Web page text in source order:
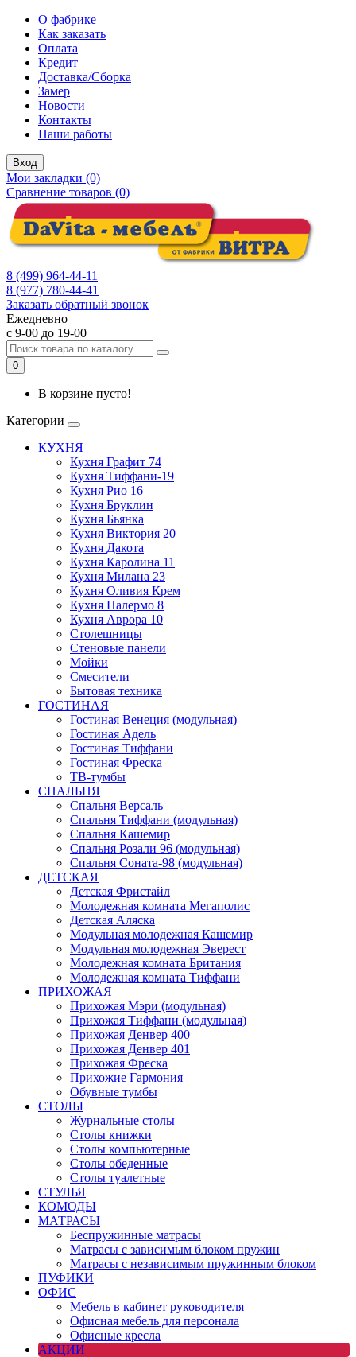
О фабрике
Как заказать
Оплата
Кредит
Доставка/Сборка
Замер
Новости
Контакты
Наши работы
Вход
Мои закладки (0)
Сравнение товаров (0)
8 (499) 964-44-11
8 (977) 780-44-41
Заказать обратный звонок
Ежедневно
с 9-00 до 19-00
0
В корзине пусто!
Категории
КУХНЯ
Кухня Графит 74
Кухня Тиффани-19
Кухня Рио 16
Кухня Бруклин
Кухня Бьянка
Кухня Виктория 20
Кухня Дакота
Кухня Каролина 11
Кухня Милана 23
Кухня Оливия Крем
Кухня Палермо 8
Кухня Аврора 10
Столешницы
Стеновые панели
Мойки
Смесители
Бытовая техника
ГОСТИНАЯ
Гостиная Венеция (модульная)
Гостиная Адель
Гостиная Тиффани
Гостиная Фреска
ТВ-тумбы
СПАЛЬНЯ
Спальня Версаль
Спальня Тиффани (модульная)
Спальня Кашемир
Спальня Розали 96 (модульная)
Спальня Соната-98 (модульная)
ДЕТСКАЯ
Детская Фристайл
Молодежная комната Мегаполис
Детская Аляска
Модульная молодежная Кашемир
Модульная молодежная Эверест
Молодежная комната Британия
Молодежная комната Тиффани
ПРИХОЖАЯ
Прихожая Мэри (модульная)
Прихожая Тиффани (модульная)
Прихожая Денвер 400
Прихожая Денвер 401
Прихожая Фреска
Прихожие Гармония
Обувные тумбы
СТОЛЫ
Журнальные столы
Столы книжки
Столы компьютерные
Столы обеденные
Столы туалетные
СТУЛЬЯ
КОМОДЫ
МАТРАСЫ
Беспружинные матрасы
Матрасы с зависимым блоком пружин
Матрасы с независимым пружинным блоком
ПУФИКИ
ОФИС
Мебель в кабинет руководителя
Офисная мебель для персонала
Офисные кресла
АКЦИИ